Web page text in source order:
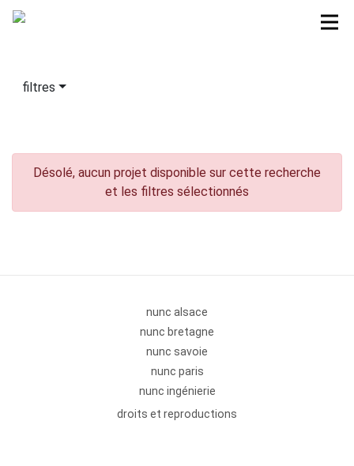
filtres
Désolé, aucun projet disponible sur cette recherche
et les filtres sélectionnés
nunc alsace
nunc bretagne
nunc savoie
nunc paris
nunc ingénierie
droits et reproductions